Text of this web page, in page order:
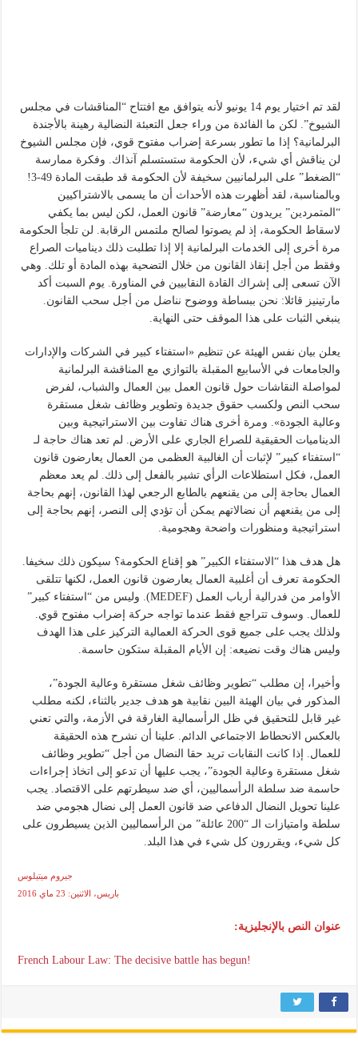
لقد تم اختيار يوم 14 يونيو لأنه يتوافق مع افتتاح “المناقشات في مجلس
الشيوخ”. لكن ما الفائدة من وراء جعل التعبئة النضالية رهينة بالأجندة
البرلمانية؟ إذا ما تطور بسرعة إضراب مفتوح قوي، فإن مجلس الشيوخ
لن يناقش أي شيء، لأن الحكومة ستستسلم آنذاك. وفكرة ممارسة
“الضغط” على البرلمانيين سخيفة لأن الحكومة قد طبقت المادة 49-3!
وبالمناسبة، لقد أظهرت هذه الأحداث أن ما يسمى بالاشتراكيين
“المتمردين” يريدون “معارضة” قانون العمل، لكن ليس بما يكفي
لاسقاط الحكومة، إذ لم يصوتوا لصالح ملتمس الرقابة. لن تلجأ الحكومة
مرة أخرى إلى الخدمات البرلمانية إلا إذا تطلبت ذلك ديناميات الصراع
وفقط من أجل إنقاذ القانون من خلال التضحية بهذه المادة أو تلك. وهي
الآن تسعى إلى إشراك القادة النقابيين في المناورة. يوم السبت أكد
مارتينيز قائلا: نحن ببساطة ووضوح نناضل من أجل سحب القانون.
ينبغي الثبات على هذا الموقف حتى النهاية.
يعلن بيان نفس الهيئة عن تنظيم «استفتاء كبير في الشركات والإدارات
والجامعات في الأسابيع المقبلة بالتوازي مع المناقشة البرلمانية
لمواصلة النقاشات حول قانون العمل بين العمال والشباب، لفرض
سحب النص ولكسب حقوق جديدة وتطوير وظائف شغل مستقرة
وعالية الجودة». ومرة أخرى هناك تفاوت بين الاستراتيجية وبين
الديناميات الحقيقية للصراع الجاري على الأرض. لم تعد هناك حاجة لـ
“استفتاء كبير” لإثبات أن الغالبية العظمى من العمال يعارضون قانون
العمل، فكل استطلاعات الرأي تشير بالفعل إلى ذلك. لم يعد معظم
العمال بحاجة إلى من يقنعهم بالطابع الرجعي لهذا القانون، إنهم بحاجة
إلى من يقنعهم أن نضالاتهم يمكن أن تؤدي إلى النصر، إنهم بحاجة إلى
استراتيجية ومنظورات واضحة وهجومية.
هل هدف هذا “الاستفتاء الكبير” هو إقناع الحكومة؟ سيكون ذلك سخيفا.
الحكومة تعرف أن أغلبية العمال يعارضون قانون العمل، لكنها تتلقى
الأوامر من فدرالية أرباب العمل (MEDEF). وليس من “استفتاء كبير”
للعمال. وسوف تتراجع فقط عندما تواجه حركة إضراب مفتوح قوي.
ولذلك يجب على جميع قوى الحركة العمالية التركيز على هذا الهدف
وليس هناك وقت نضيعه: إن الأيام المقبلة ستكون حاسمة.
وأخيرا، إن مطلب “تطوير وظائف شغل مستقرة وعالية الجودة”،
المذكور في بيان الهيئة البين نقابية هو هدف جدير بالثناء، لكنه مطلب
غير قابل للتحقيق في ظل الرأسمالية الغارقة في الأزمة، والتي تعني
بالعكس الانحطاط الاجتماعي الدائم. علينا أن نشرح هذه الحقيقة
للعمال. إذا كانت النقابات تريد حقا النضال من أجل “تطوير وظائف
شغل مستقرة وعالية الجودة”، يجب عليها أن تدعو إلى اتخاذ إجراءات
حاسمة ضد سلطة الرأسماليين، أي ضد سيطرتهم على الاقتصاد. يجب
علينا تحويل النضال الدفاعي ضد قانون العمل إلى نضال هجومي ضد
سلطة وامتيازات الـ “200 عائلة” من الرأسماليين الذين يسيطرون على
كل شيء، ويقررون كل شيء في هذا البلد.
جيروم ميتيلوس
باريس، الاثنين: 23 ماي 2016
عنوان النص بالإنجليزية:
French Labour Law: The decisive battle has begun!